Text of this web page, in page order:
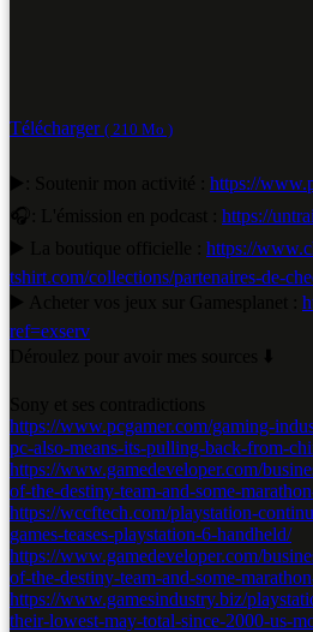
Télécharger ( 210 Mo )
https://
https://
https://
tshirt.com/collections/partenaires-de-
ref=exserv
https://www.pcgamer.com/gaming-
pc-also-means-its-pulling-back-from-
https://www.gamedeveloper.com/
of-the-destiny-team-and-some-
https://wccftech.com/playstation-
games-teases-playstation-6-handheld/
https://www.gamedeveloper.com/
of-the-destiny-team-and-some-
https://www.gamesindustry.biz/
their-lowest-may-total-since-2000-us-